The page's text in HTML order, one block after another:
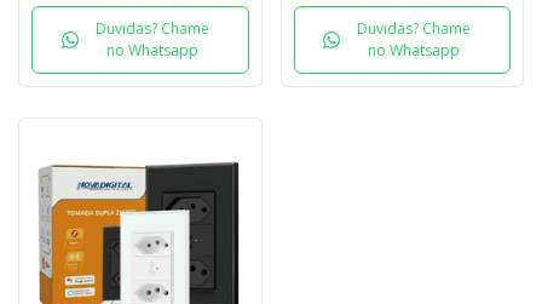
Duvidas? Chame
no Whatsapp
Duvidas? Chame
no Whatsapp